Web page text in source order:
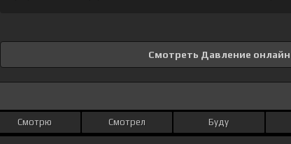
Смотреть Давление онлайн
Смотрю Смотрел Буду